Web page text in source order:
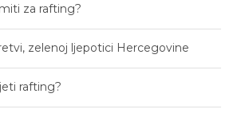
za rafting?
zelenoj ljepotici Hercegovine
rafting?